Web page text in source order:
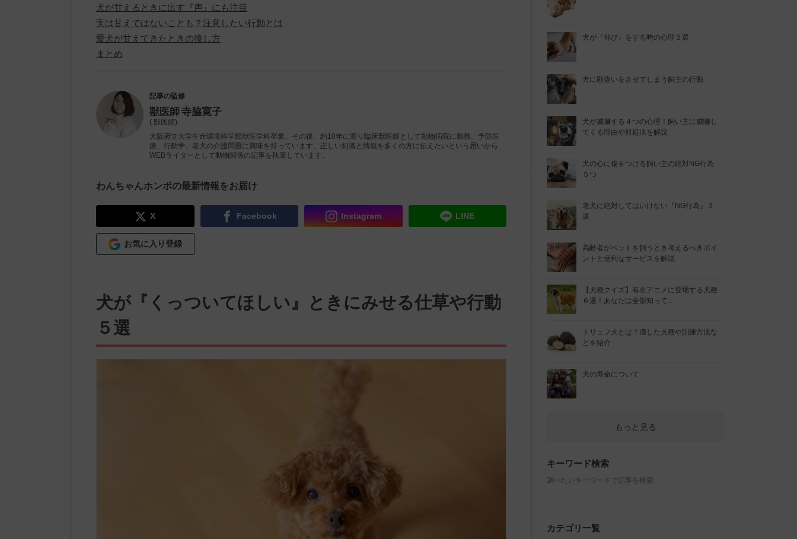
犬が甘えるときに出す『声』にも注目
実は甘えではないことも？注意したい行動とは
愛犬が甘えてきたときの接し方
まとめ
記事の監修
獣医師寺脇寛子
( 獣医師)
大阪府立大学生命環境科学部獣医学科卒業。その後、約10年に渡り臨床獣医師として動物病院に勤務。予防医
療、行動学、老犬の介護問題に興味を持っています。正しい知識と情報を多くの方に伝えたいという思いから
WEBライターとして動物関係の記事を執筆しています。
わんちゃんホンポの最新情報をお届け
X Facebook Instagram LINE
お気に入り登録
犬が『くっついてほしい』ときにみせる仕草や行動
５選
犬が『伸び』をする時の心理５選
犬に勘違いをさせてしまう飼主の行動
犬が威嚇する４つの心理！飼い主に威嚇し
てくる理由や対処法を解説
犬の心に傷をつける飼い主の絶対NG行為
５つ
老犬に絶対してはいけない『NG行為』３
選
高齢者がペットを飼うとき考えるべきポイ
ントと便利なサービスを解説
【犬種クイズ】有名アニメに登場する犬種
６選！あなたは全部知って…
トリュフ犬とは？適した犬種や訓練方法な
どを紹介
犬の寿命について
もっと見る
キーワード検索
調べたいキーワードで記事を検索
カテゴリ一覧